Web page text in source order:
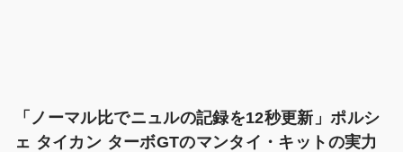
「ノーマル比でニュルの記録を12秒更新」ポルシ
ェ タイカン ターボGTのマンタイ・キットの実力